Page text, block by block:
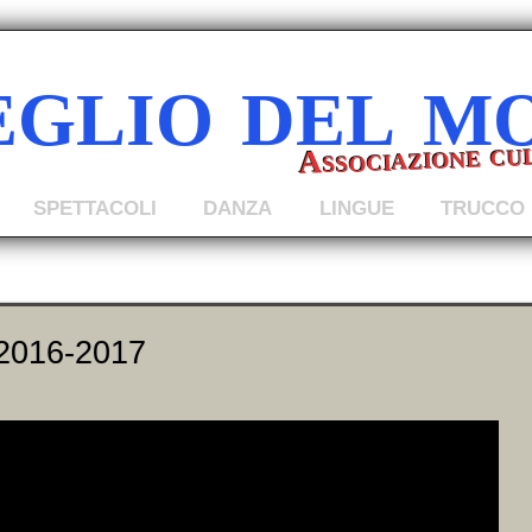
2017
delAssociazione
SPETTACOLI DANZA LINGUE TRUCCO